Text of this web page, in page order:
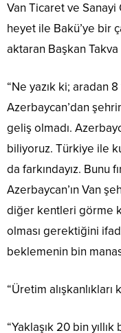
Van Ticaret ve Sanayi
heyet ile Bakü’ye bir
aktaran Başkan
“Ne yazık ki; aradan
Azerbaycan’dan
geliş olmadı.
biliyoruz. Türkiye ile
da farkındayız. Bunu
Azerbaycan’ın Van
diğer kentleri görme
olması gerektiğini
beklemenin bin
“Üretim
“Yaklaşık 20 bin